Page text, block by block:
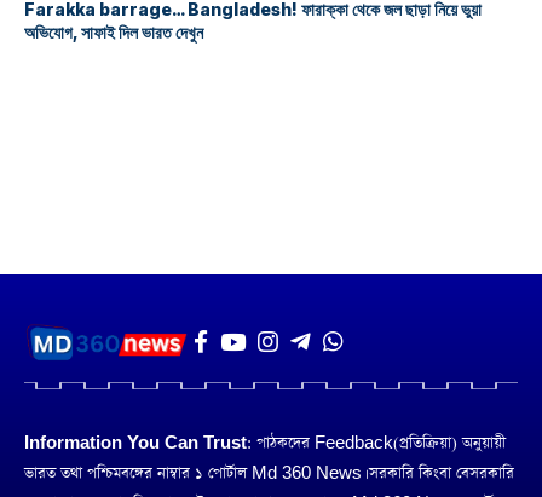
Farakka barrage… Bangladesh! ফারাক্কা থেকে জল ছাড়া নিয়ে ভুয়া
অভিযোগ, সাফাই দিল ভারত দেখুন
Information You Can Trust: পাঠকদের Feedback(প্রতিক্রিয়া) অনুয়ায়ী
ভারত তথা পশ্চিমবঙ্গের নাম্বার ১ পোর্টাল Md 360 News। সরকারি কিংবা বেসরকারি